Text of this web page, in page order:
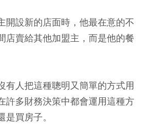
開設新的店面時，他最在意的不
店賣給其他加盟主，而是他的餐
有人把這種聰明又簡單的方式用
許多財務決策中都會運用這種方
買房子。